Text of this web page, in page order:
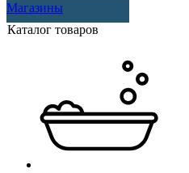
Магазины
Каталог товаров